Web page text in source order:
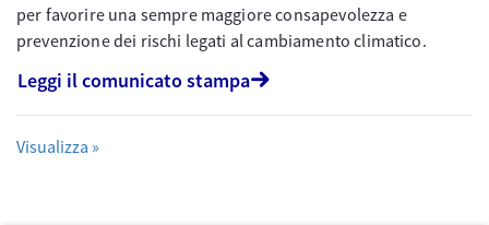
per favorire una sempre maggiore consapevolezza e
prevenzione dei rischi legati al cambiamento climatico.
Leggi il comunicato stampa
Visualizza »